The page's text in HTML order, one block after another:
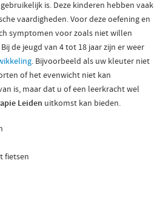
is. Deze kinderen hebben vaak
vaardigheden. Voor deze oefening en
symptomen voor zoals niet willen
de jeugd van 4 tot 18 jaar zijn er weer
. Bijvoorbeeld als uw kleuter niet
of het evenwicht niet kan
is, maar dat u of een leerkracht wel
Leiden uitkomst kan bieden.
fietsen